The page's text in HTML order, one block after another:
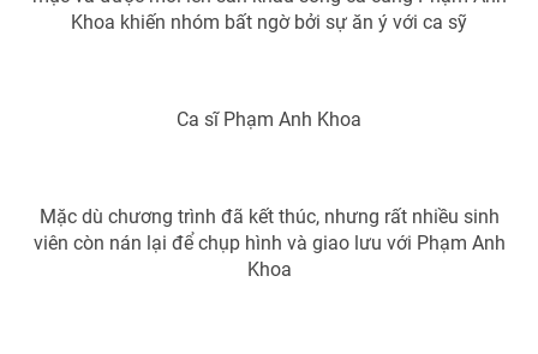
Ðiện thoại Thời báo VTV:
024.66 897 897
Khoa khiến nhóm bất ngờ bởi sự ăn ý với ca sỹ
Ca sĩ Phạm Anh Khoa
Mặc dù chương trình đã kết thúc, nhưng rất nhiều sinh
viên còn nán lại để chụp hình và giao lưu với Phạm Anh
Khoa